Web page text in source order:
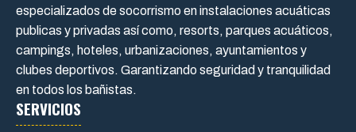
especializados de socorrismo en instalaciones acuáticas
publicas y privadas así como, resorts, parques acuáticos,
campings, hoteles, urbanizaciones, ayuntamientos y
clubes deportivos. Garantizando seguridad y tranquilidad
en todos los bañistas.
SERVICIOS